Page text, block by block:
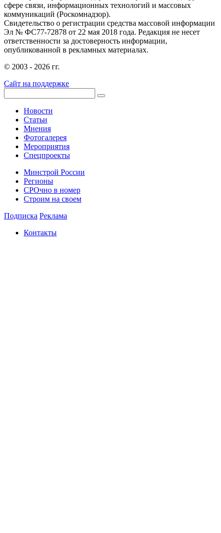
сфере связи, информационных технологий и массовых
коммуникаций (Роскомнадзор).
Свидетельство о регистрации средства массовой информации
Эл № ФС77-72878 от 22 мая 2018 года. Редакция не несет
ответственности за достоверность информации,
опубликованной в рекламных материалах.
© 2003 - 2026 гг.
Сайт на поддержке
Новости
Статьи
Мнения
Фотогалерея
Мероприятия
Спецпроекты
Минстрой России
Регионы
СРОчно в номер
Строим на своем
Подписка Реклама
Контакты